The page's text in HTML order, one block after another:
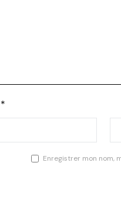
*
Enregistrer mon nom,